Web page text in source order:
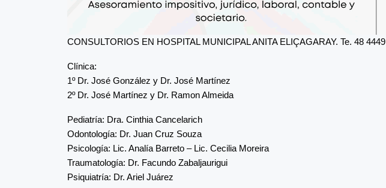
CONSULTORIOS EN HOSPITAL MUNICIPAL ANITA ELIÇAGARAY. Te. 48 4449
Clínica:
1º Dr. José González y Dr. José Martínez
2º Dr. José Martínez y Dr. Ramon Almeida
Pediatría: Dra. Cinthia Cancelarich
Odontología: Dr. Juan Cruz Souza
Psicología: Lic. Analía Barreto – Lic. Cecilia Moreira
Traumatología: Dr. Facundo Zabaljaurigui
Psiquiatría: Dr. Ariel Juárez